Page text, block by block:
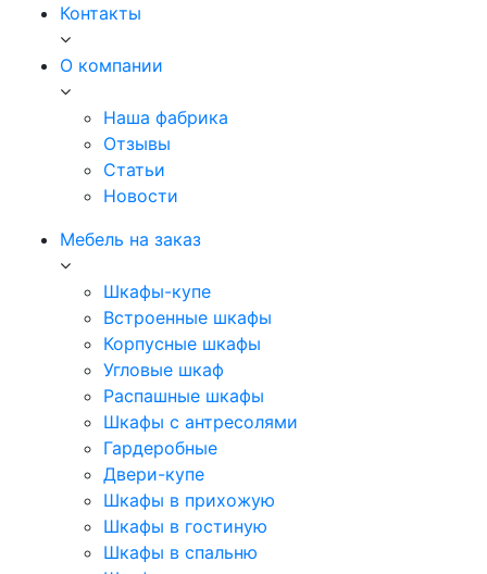
Контакты
О компании
Наша фабрика
Отзывы
Статьи
Новости
Мебель на заказ
Шкафы-купе
Встроенные шкафы
Корпусные шкафы
Угловые шкаф
Распашные шкафы
Шкафы с антресолями
Гардеробные
Двери-купе
Шкафы в прихожую
Шкафы в гостиную
Шкафы в спальню